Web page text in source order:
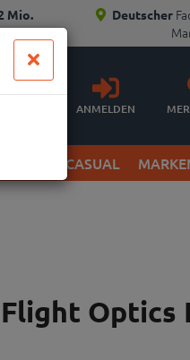
Mio. Deutscher
Anmelden
ANMELDEN
& CASUAL
Optics